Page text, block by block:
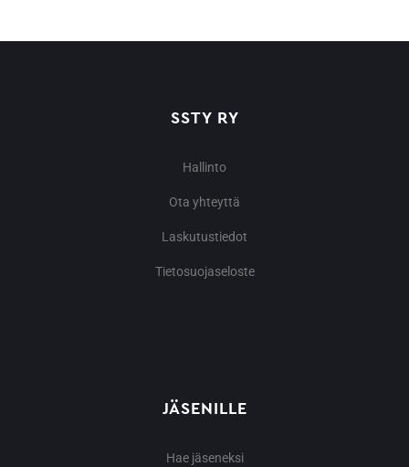
SSTY RY
Hallinto
Ota yhteyttä
Laskutustiedot
Tietosuojaseloste
JÄSENILLE
Hae jäseneksi